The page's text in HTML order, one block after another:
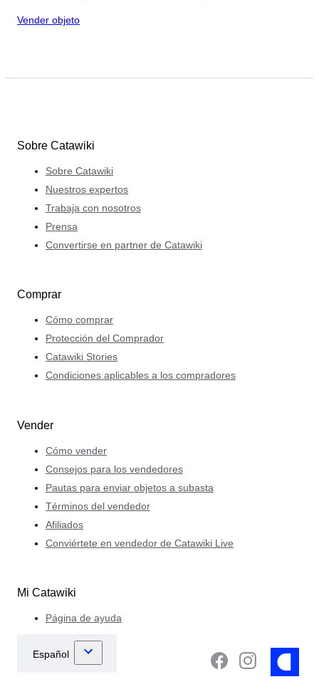
Vender objeto
Sobre Catawiki
Sobre Catawiki
Nuestros expertos
Trabaja con nosotros
Prensa
Convertirse en partner de Catawiki
Comprar
Cómo comprar
Protección del Comprador
Catawiki Stories
Condiciones aplicables a los compradores
Vender
Cómo vender
Consejos para los vendedores
Pautas para enviar objetos a subasta
Términos del vendedor
Afiliados
Conviértete en vendedor de Catawiki Live
Mi Catawiki
Página de ayuda